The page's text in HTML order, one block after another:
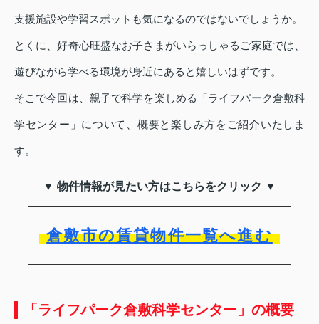
支援施設や学習スポットも気になるのではないでしょうか。
とくに、好奇心旺盛なお子さまがいらっしゃるご家庭では、
遊びながら学べる環境が身近にあると嬉しいはずです。
そこで今回は、親子で科学を楽しめる「ライフパーク倉敷科
学センター」について、概要と楽しみ方をご紹介いたしま
す。
▼ 物件情報が見たい方はこちらをクリック ▼
倉敷市の賃貸物件一覧へ進む
「ライフパーク倉敷科学センター」の概要